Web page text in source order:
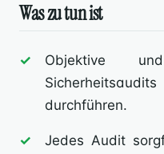
Was zu tun ist
Objektive
durchführen.
Jedes Audit